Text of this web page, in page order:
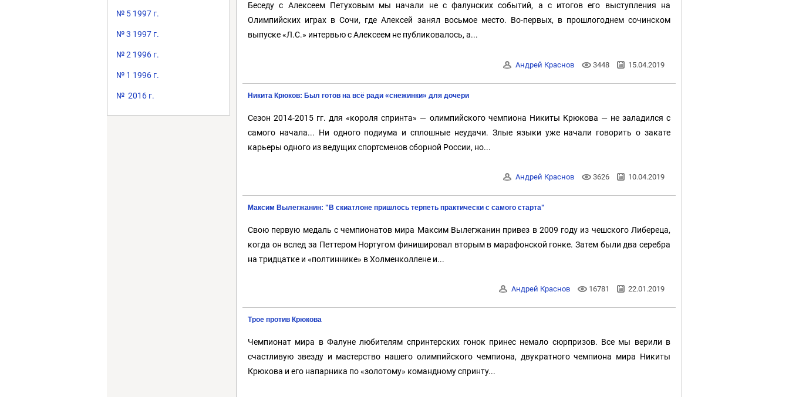
№ 5 1997 г.
№ 3 1997 г.
№ 2 1996 г.
№ 1 1996 г.
№ 2016 г.
Беседу с Алексеем Петуховым мы начали не с фалунских событий, а с итогов его выступления на
Олимпийских играх в Сочи, где Алексей занял восьмое место. Во-первых, в прошлогоднем сочинском
выпуске «Л.С.» интервью с Алексеем не публиковалось, а...
Андрей Краснов 3448 15.04.2019
Никита Крюков: Был готов на всё ради «снежинки» для дочери
Сезон 2014-2015 гг. для «короля спринта» — олимпийского чемпиона Никиты Крюкова — не заладился с
самого начала... Ни одного подиума и сплошные неудачи. Злые языки уже начали говорить о закате
карьеры одного из ведущих спортсменов сборной России, но...
Андрей Краснов 3626 10.04.2019
Максим Вылегжанин: "В скиатлоне пришлось терпеть практически с самого старта"
Свою первую медаль с чемпионатов мира Максим Вылегжанин привез в 2009 году из чешского Либереца,
когда он вслед за Петтером Нортугом финишировал вторым в марафонской гонке. Затем были два серебра
на тридцатке и «полтиннике» в Холменколлене и...
Андрей Краснов 16781 22.01.2019
Трое против Крюкова
Чемпионат мира в Фалуне любителям спринтерских гонок принес немало сюрпризов. Все мы верили в
счастливую звезду и мастерство нашего олимпийского чемпиона, двукратного чемпиона мира Никиты
Крюкова и его напарника по «золотому» командному спринту...